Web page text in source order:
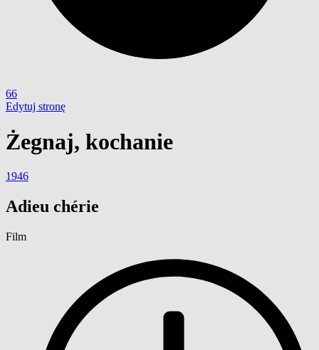
66
Edytuj stronę
Żegnaj, kochanie
1946
Adieu chérie
Film